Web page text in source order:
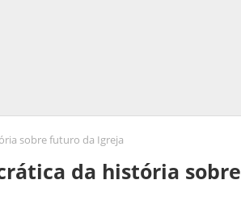
sobre futuro da Igreja
da história sobre